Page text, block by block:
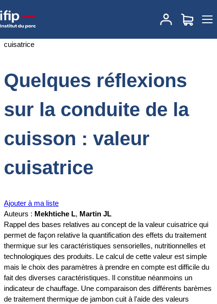
Accueil
Quelques réflexions sur la conduite de la
cuisson : valeur cuisatrice
Quelques réflexions
sur la conduite de la
cuisson : valeur
cuisatrice
Ajouter à ma liste
Auteurs : Mekhtiche L, Martin JL
Rappel des bases relatives au concept de la valeur cuisatrice qui
permet de façon relative la quantification des effets du traitement
thermique sur les caractéristiques sensorielles, nutritionnelles et
technologiques des produits. Le calcul de cette valeur est simple
mais le choix des paramètres à prendre en compte est difficile du
fait des diverses caractéristiques. Il constitue néanmoins un
indicateur de chauffage. Une comparaison des différents barèmes
de traitement thermique de jambon cuit à l'aide des valeurs